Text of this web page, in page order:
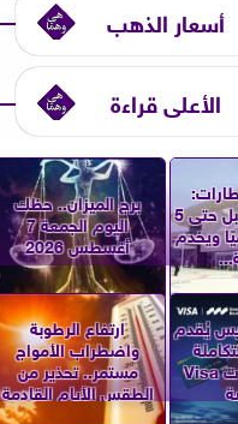
أسعار الذهب
الأعلى قراءة
سفنكس يستقبل حتى 5
ويخدم
برج الميزان.. حظك
اليوم الجمعة 7
أغسطس 2026
يُقدم
لحاملي بطاقات Visa
ارتفاع الرطوبة
واضطراب الأمواج
مستمر.. تحذير من
الطقس الأيام القادمة